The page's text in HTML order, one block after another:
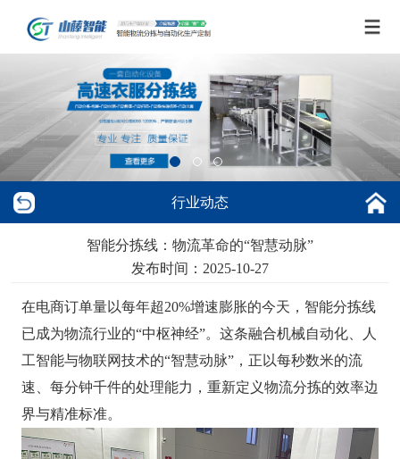
行业动态
智能分拣线：物流革命的“智慧动脉”
发布时间：2025-10-27
在电商订单量以每年超20%增速膨胀的今天，智能分拣线
已成为物流行业的“中枢神经”。这条融合机械自动化、人
工智能与物联网技术的“智慧动脉”，正以每秒数米的流
速、每分钟千件的处理能力，重新定义物流分拣的效率边
界与精准标准。